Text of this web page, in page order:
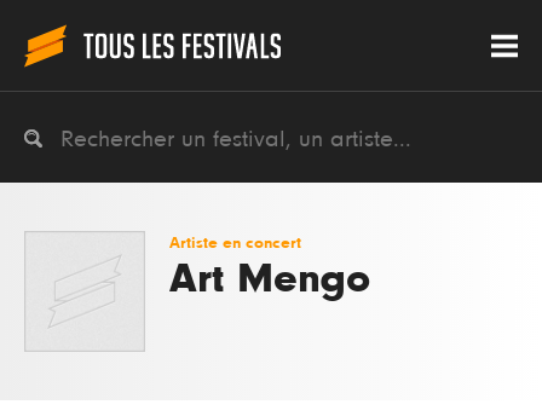
Artiste en concert
Art Mengo